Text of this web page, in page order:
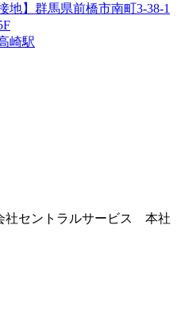
地】群馬県前橋市南町3-38-1
崎駅
社セントラルサービス 本社